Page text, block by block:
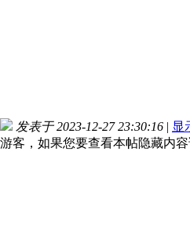
发表于 2023-12-27 23:30:16 | 显
游客，如果您要查看本帖隐藏内